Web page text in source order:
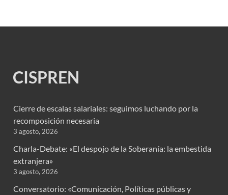
CISPREN
Cierre de escalas salariales: seguimos luchando por la
recomposición necesaria
3 agosto, 2026
Charla-Debate: «El despojo de la Soberanía: la embestida
extranjera»
3 agosto, 2026
Conversatorio: «Comunicación, Políticas públicas y